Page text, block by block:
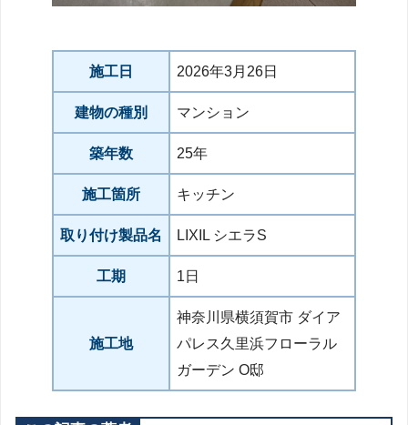
施工日 2026年3月26日
建物の種別 マンション
築年数 25年
施工箇所 キッチン
取り付け製品名 LIXIL シエラS
工期 1日
施工地
神奈川県横須賀市 ダイア
パレス久里浜フローラル
ガーデン O邸